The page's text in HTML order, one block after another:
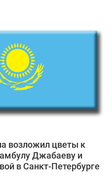
возложил цветы к
Джабаеву и
в Санкт‑Петербурге